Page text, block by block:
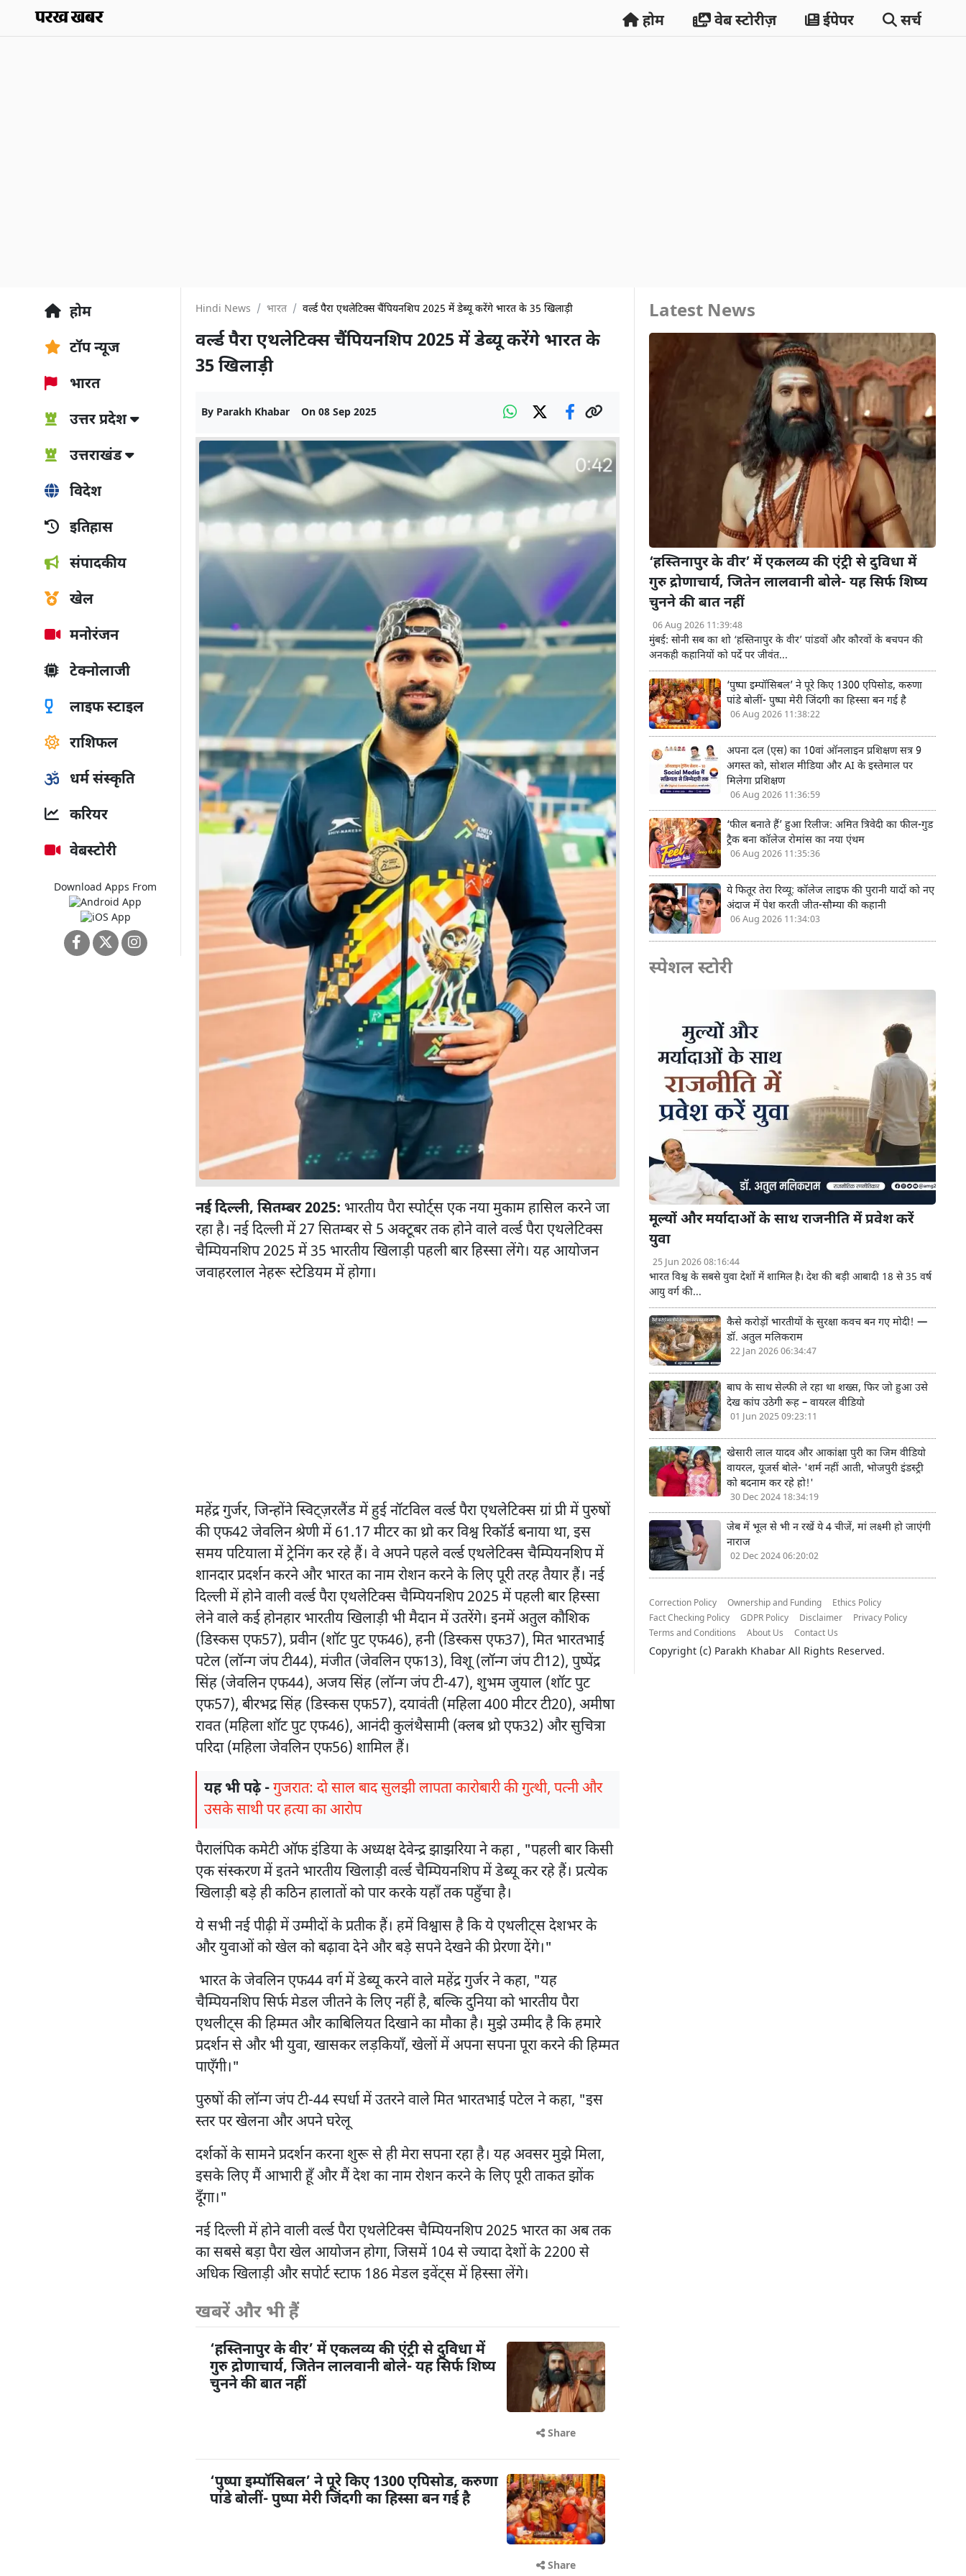
होम वेब स्टोरीज़ ईपेपर सर्च
होम
टॉप न्यूज
भारत
उत्तर प्रदेश
उत्तराखंड
विदेश
इतिहास
संपादकीय
खेल
मनोरंजन
टेक्नोलाजी
लाइफ स्टाइल
राशिफल
धर्म संस्कृति
करियर
वेबस्टोरी
Download Apps From
Hindi News भारत वर्ल्ड पैरा एथलेटिक्स चैंपियनशिप 2025 में डेब्यू करेंगे भारत के 35 खिलाड़ी
वर्ल्ड पैरा एथलेटिक्स चैंपियनशिप 2025 में डेब्यू करेंगे भारत के
35 खिलाड़ी
By Parakh Khabar On 08 Sep 2025
नई दिल्ली, सितम्बर 2025: भारतीय पैरा स्पोर्ट्स एक नया मुकाम हासिल करने जा
रहा है। नई दिल्ली में 27 सितम्बर से 5 अक्टूबर तक होने वाले वर्ल्ड पैरा एथलेटिक्स
चैम्पियनशिप 2025 में 35 भारतीय खिलाड़ी पहली बार हिस्सा लेंगे। यह आयोजन
जवाहरलाल नेहरू स्टेडियम में होगा।
महेंद्र गुर्जर, जिन्होंने स्विट्ज़रलैंड में हुई नॉटविल वर्ल्ड पैरा एथलेटिक्स ग्रां प्री में पुरुषों
की एफ42 जेवलिन श्रेणी में 61.17 मीटर का थ्रो कर विश्व रिकॉर्ड बनाया था, इस
समय पटियाला में ट्रेनिंग कर रहे हैं। वे अपने पहले वर्ल्ड एथलेटिक्स चैम्पियनशिप में
शानदार प्रदर्शन करने और भारत का नाम रोशन करने के लिए पूरी तरह तैयार हैं। नई
दिल्ली में होने वाली वर्ल्ड पैरा एथलेटिक्स चैम्पियनशिप 2025 में पहली बार हिस्सा
लेने वाले कई होनहार भारतीय खिलाड़ी भी मैदान में उतरेंगे। इनमें अतुल कौशिक
(डिस्कस एफ57), प्रवीन (शॉट पुट एफ46), हनी (डिस्कस एफ37), मित भारतभाई
पटेल (लॉन्ग जंप टी44), मंजीत (जेवलिन एफ13), विशू (लॉन्ग जंप टी12), पुष्पेंद्र
सिंह (जेवलिन एफ44), अजय सिंह (लॉन्ग जंप टी-47), शुभम जुयाल (शॉट पुट
एफ57), बीरभद्र सिंह (डिस्कस एफ57), दयावंती (महिला 400 मीटर टी20), अमीषा
रावत (महिला शॉट पुट एफ46), आनंदी कुलंथैसामी (क्लब थ्रो एफ32) और सुचित्रा
परिदा (महिला जेवलिन एफ56) शामिल हैं।
यह भी पढ़े -गुजरात: दो साल बाद सुलझी लापता कारोबारी की गुत्थी, पत्नी और
उसके साथी पर हत्या का आरोप
पैरालंपिक कमेटी ऑफ इंडिया के अध्यक्ष देवेन्द्र झाझरिया ने कहा , "पहली बार किसी
एक संस्करण में इतने भारतीय खिलाड़ी वर्ल्ड चैम्पियनशिप में डेब्यू कर रहे हैं। प्रत्येक
खिलाड़ी बड़े ही कठिन हालातों को पार करके यहाँ तक पहुँचा है।
ये सभी नई पीढ़ी में उम्मीदों के प्रतीक हैं। हमें विश्वास है कि ये एथलीट्स देशभर के
और युवाओं को खेल को बढ़ावा देने और बड़े सपने देखने की प्रेरणा देंगे।"
भारत के जेवलिन एफ44 वर्ग में डेब्यू करने वाले महेंद्र गुर्जर ने कहा, "यह
चैम्पियनशिप सिर्फ मेडल जीतने के लिए नहीं है, बल्कि दुनिया को भारतीय पैरा
एथलीट्स की हिम्मत और काबिलियत दिखाने का मौका है। मुझे उम्मीद है कि हमारे
प्रदर्शन से और भी युवा, खासकर लड़कियाँ, खेलों में अपना सपना पूरा करने की हिम्मत
पाएँगी।"
पुरुषों की लॉन्ग जंप टी-44 स्पर्धा में उतरने वाले मित भारतभाई पटेल ने कहा, "इस
स्तर पर खेलना और अपने घरेलू
दर्शकों के सामने प्रदर्शन करना शुरू से ही मेरा सपना रहा है। यह अवसर मुझे मिला,
इसके लिए मैं आभारी हूँ और मैं देश का नाम रोशन करने के लिए पूरी ताकत झोंक
दूँगा।"
नई दिल्ली में होने वाली वर्ल्ड पैरा एथलेटिक्स चैम्पियनशिप 2025 भारत का अब तक
का सबसे बड़ा पैरा खेल आयोजन होगा, जिसमें 104 से ज्यादा देशों के 2200 से
अधिक खिलाड़ी और सपोर्ट स्टाफ 186 मेडल इवेंट्स में हिस्सा लेंगे।
खबरें और भी हैं
‘हस्तिनापुर के वीर’ में एकलव्य की एंट्री से दुविधा में
गुरु द्रोणाचार्य, जितेन लालवानी बोले- यह सिर्फ शिष्य
चुनने की बात नहीं
Share
‘पुष्पा इम्पॉसिबल’ ने पूरे किए 1300 एपिसोड, करुणा
पांडे बोलीं- पुष्पा मेरी जिंदगी का हिस्सा बन गई है
Share
Latest News
‘हस्तिनापुर के वीर’ में एकलव्य की एंट्री से दुविधा में
गुरु द्रोणाचार्य, जितेन लालवानी बोले- यह सिर्फ शिष्य
चुनने की बात नहीं
06 Aug 2026 11:39:48
मुंबई: सोनी सब का शो ‘हस्तिनापुर के वीर’ पांडवों और कौरवों के बचपन की
अनकही कहानियों को पर्दे पर जीवंत...
‘पुष्पा इम्पॉसिबल’ ने पूरे किए 1300 एपिसोड, करुणा
पांडे बोलीं- पुष्पा मेरी जिंदगी का हिस्सा बन गई है
06 Aug 2026 11:38:22
अपना दल (एस) का 10वां ऑनलाइन प्रशिक्षण सत्र 9
अगस्त को, सोशल मीडिया और AI के इस्तेमाल पर
मिलेगा प्रशिक्षण
06 Aug 2026 11:36:59
‘फील बनाते हैं’ हुआ रिलीज: अमित त्रिवेदी का फील-गुड
ट्रैक बना कॉलेज रोमांस का नया एंथम
06 Aug 2026 11:35:36
ये फितूर तेरा रिव्यू: कॉलेज लाइफ की पुरानी यादों को नए
अंदाज में पेश करती जीत-सौम्या की कहानी
06 Aug 2026 11:34:03
स्पेशल स्टोरी
मूल्यों और मर्यादाओं के साथ राजनीति में प्रवेश करें
युवा
25 Jun 2026 08:16:44
भारत विश्व के सबसे युवा देशों में शामिल है। देश की बड़ी आबादी 18 से 35 वर्ष
आयु वर्ग की...
कैसे करोड़ों भारतीयों के सुरक्षा कवच बन गए मोदी! —
डॉ. अतुल मलिकराम
22 Jan 2026 06:34:47
बाघ के साथ सेल्फी ले रहा था शख्स, फिर जो हुआ उसे
देख कांप उठेगी रूह – वायरल वीडियो
01 Jun 2025 09:23:11
खेसारी लाल यादव और आकांक्षा पुरी का जिम वीडियो
वायरल, यूजर्स बोले- 'शर्म नहीं आती, भोजपुरी इंडस्ट्री
को बदनाम कर रहे हो!'
30 Dec 2024 18:34:19
जेब में भूल से भी न रखें ये 4 चीजें, मां लक्ष्मी हो जाएंगी
नाराज
02 Dec 2024 06:20:02
Correction Policy Ownership and Funding
Ethics Policy
Fact Checking Policy
GDPR Policy Disclaimer
Privacy Policy
Terms and Conditions
About Us Contact Us
Copyright (c) Parakh Khabar All Rights Reserved.